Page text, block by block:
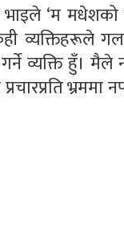
‘म मधेशको
व्यक्तिहरूले
व्यक्ति हुँ।
भ्रममा